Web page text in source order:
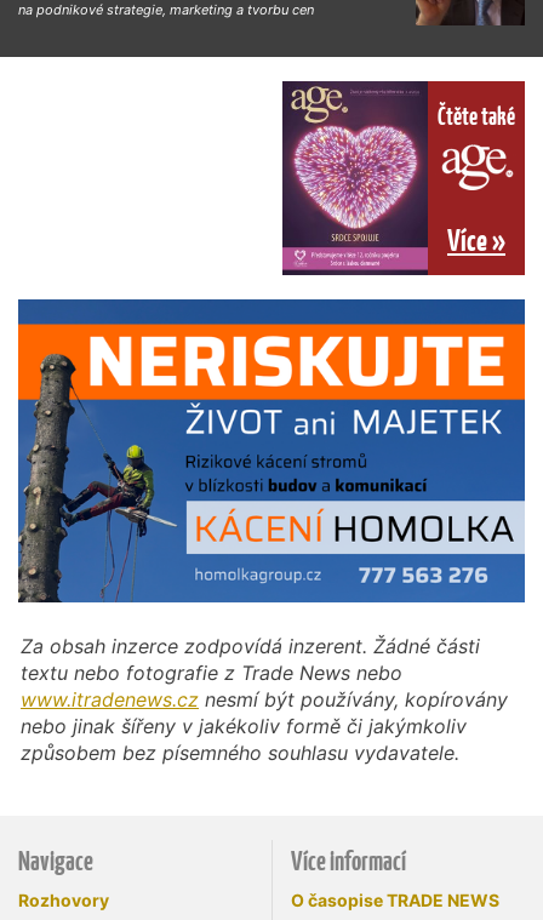
na podnikové strategie, marketing a tvorbu cen
Čtěte také
Více »
Za obsah inzerce zodpovídá inzerent. Žádné části
textu nebo fotografie z Trade News nebo
www.itradenews.cz nesmí být používány, kopírovány
nebo jinak šířeny v jakékoliv formě či jakýmkoliv
způsobem bez písemného souhlasu vydavatele.
Navigace
Rozhovory
Více informací
O časopise TRADE NEWS